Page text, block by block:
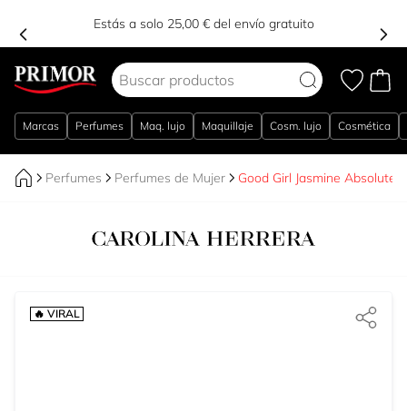
Estás a solo 25,00 € del envío gratuito
Marcas Perfumes Maq. lujo Maquillaje Cosm. lujo Cosmética
Perfumes Perfumes de Mujer Good Girl Jasmine Absolute
🔥 VIRAL